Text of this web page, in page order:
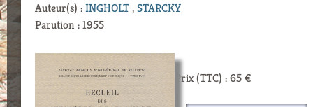
Auteur(s) :INGHOLT,STARCKY
Parution : 1955
Prix (TTC) : 65 €